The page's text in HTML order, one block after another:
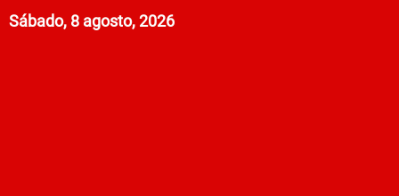
Sábado, 8 agosto, 2026